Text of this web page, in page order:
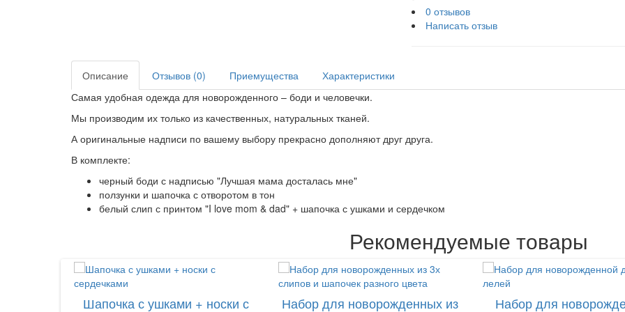
0 отзывов
Написать отзыв
Описание Отзывов (0) Приемущества
Характеристики
Самая удобная одежда для новорожденного – боди и человечки.
Мы производим их только из качественных, натуральных тканей.
А оригинальные надписи по вашему выбору прекрасно дополняют друг друга.
В комплекте:
черный боди с надписью "Лучшая мама досталась мне"
ползунки и шапочка с отворотом в тон
белый слип с принтом "I love mom & dad" + шапочка с ушками и сердечком
Рекомендуемые товары
Шапочка с ушками + носки с Набор для новорожденных из Набор для